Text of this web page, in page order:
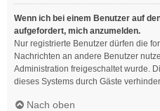
Wenn ich bei einem Benutzer auf
aufgefordert, mich anzumelden.
Nur registrierte Benutzer dürfen die
Nachrichten an andere Benutzer
Administration freigeschaltet wurde.
dieses Systems durch Gäste
Nach oben